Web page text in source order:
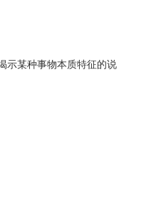
某种事物本质特征的说